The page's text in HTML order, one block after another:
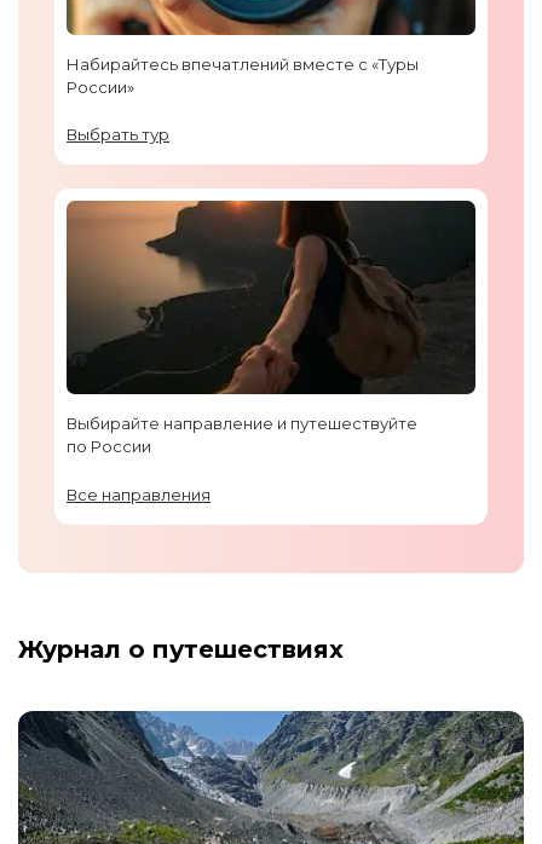
Набирайтесь впечатлений вместе с «Туры
России»
Выбрать тур
Выбирайте направление и путешествуйте
по России
Все направления
Журнал о путешествиях